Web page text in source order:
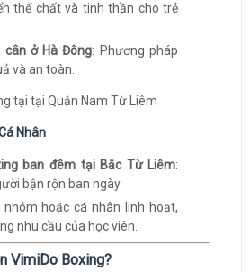
thể chất và tinh thần cho trẻ
cân ở Hà Đông: Phương pháp
và an toàn.
Nhân
ban đêm tại Bắc Từ Liêm:
bận rộn ban ngày.
nhóm hoặc cá nhân linh hoạt,
nhu cầu của học viên.
VimiDo Boxing?